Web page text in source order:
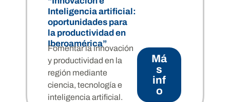
Inteligencia artificial:
oportunidades para
la productividad en
Iberoamérica”
Fomentar la innovación
y productividad en la
región mediante
ciencia, tecnología e
inteligencia artificial.
Má
s
inf
o